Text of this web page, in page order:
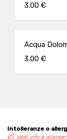
3.00 €
Acqua
3.00 €
Intolleranze o
Vedi info e